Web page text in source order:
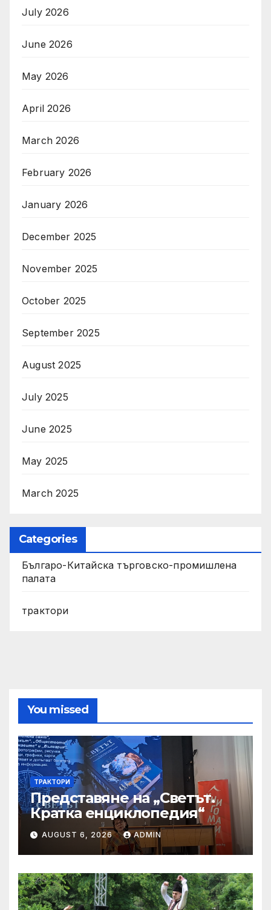
July 2026
June 2026
May 2026
April 2026
March 2026
February 2026
January 2026
December 2025
November 2025
October 2025
September 2025
August 2025
July 2025
June 2025
May 2025
March 2025
Categories
Българо-Китайска търговско-промишлена
палата
трактори
You missed
ТРАКТОРИ
Представяне на „Светът.
Кратка енциклопедия“
AUGUST 6, 2026 ADMIN